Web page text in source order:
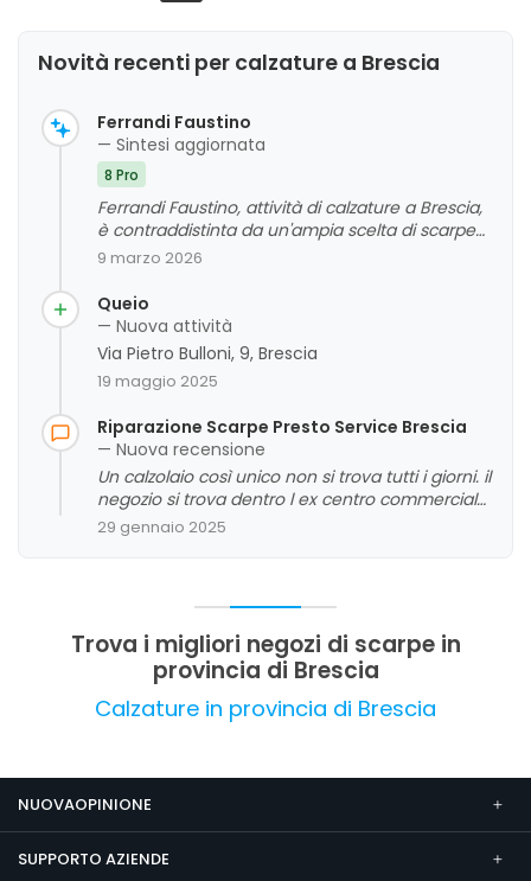
Novità recenti per calzature a Brescia
Ferrandi Faustino
— Sintesi aggiornata
8 Pro
Ferrandi Faustino, attività di calzature a Brescia,
è contraddistinta da un'ampia scelta di scarpe
di qualità e di tendenza, accompagnata da un
clientela apprezza la gentilezza dello staff, la
varietà di modelli e l'ottimo rapporto qualità-
prezzo. Le recensioni evidenziano inoltre tempi
di consegna rapidi e soddisfazione generale
riguardo alla qualità dei prodotti. Non emergono
complessiva positiva e affidabile.
9 marzo 2026
Queio
— Nuova attività
Via Pietro Bulloni, 9, Brescia
19 maggio 2025
Riparazione Scarpe Presto Service Brescia
— Nuova recensione
Un calzolaio così unico non si trova tutti i giorni. il
negozio si trova dentro l ex centro commerciale.
Personalmente la gentilezza,la passione e la
pazienza che quest uomo ha avuto è
di scarpe a me care trattandomi come se fossi
di famiglia. Consigliato con il cuore.
29 gennaio 2025
Trova i migliori negozi di scarpe in
provincia di Brescia
Calzature in provincia di Brescia
NUOVAOPINIONE
SUPPORTO AZIENDE